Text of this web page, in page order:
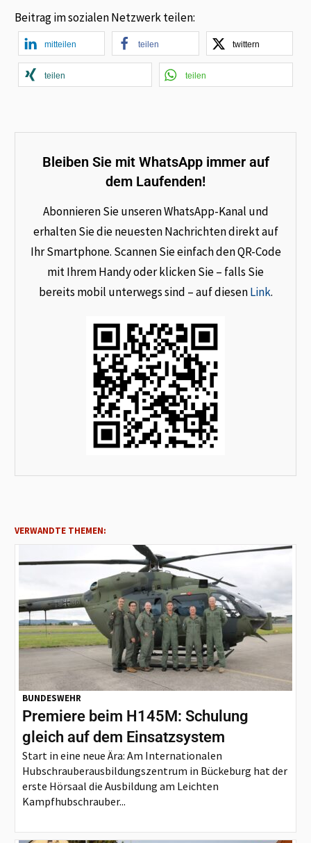
Beitrag im sozialen Netzwerk teilen:
mitteilen teilen twittern
teilen teilen
Bleiben Sie mit WhatsApp immer auf
dem Laufenden!
Abonnieren Sie unseren WhatsApp-Kanal und
erhalten Sie die neuesten Nachrichten direkt auf
Ihr Smartphone. Scannen Sie einfach den QR-Code
mit Ihrem Handy oder klicken Sie – falls Sie
bereits mobil unterwegs sind – auf diesenLink.
VERWANDTE THEMEN:
BUNDESWEHR
Premiere beim H145M: Schulung
gleich auf dem Einsatzsystem
Start in eine neue Ära: Am Internationalen
Hubschrauberausbildungszentrum in Bückeburg hat der
erste Hörsaal die Ausbildung am Leichten
Kampfhubschrauber...